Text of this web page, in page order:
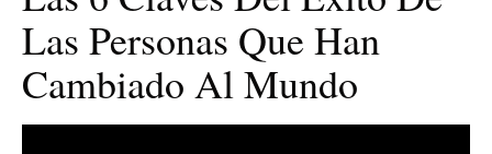
Las Personas Que Han
Cambiado Al Mundo